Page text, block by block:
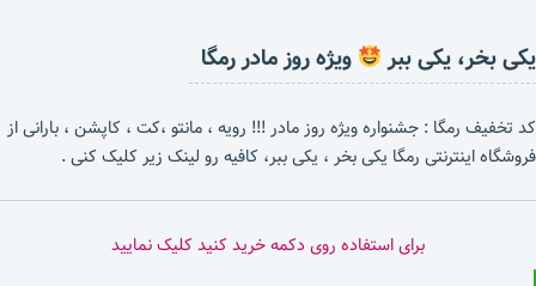
یکی بخر، یکی ببر ویژه روز مادر رمگا
کد تخفیف رمگا : جشنواره ویژه روز مادر !!! رویه ، مانتو ،کت ، کاپشن ، بارانی از
فروشگاه اینترنتی رمگا یکی بخر ، یکی ببر، کافیه رو لینک زیر کلیک کنی .
برای استفاده روی دکمه خرید کنید کلیک نمایید